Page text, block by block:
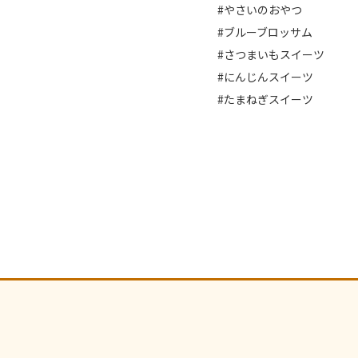
#やさいのおやつ
#ブルーブロッサム
#さつまいもスイーツ
#にんじんスイーツ
#たまねぎスイーツ